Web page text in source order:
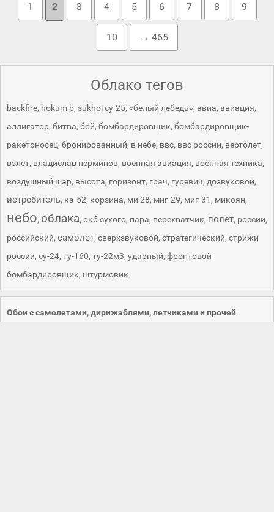
1 2 3 4 5 6 7 8 9
10 → 465
Облако тегов
backfire, hokum b, sukhoi су-25, «белый лебедь», авиа, авиация,
аллигатор, битва, бой, бомбардировщик, бомбардировщик-
ракетоносец, бронированный, в небе, ввс, ввс россии, вертолет,
взлет, владислав перминов, военная авиация, военная техника,
воздушный шар, высота, горизонт, грач, гуревич, дозвуковой,
истребитель, ка-52, корзина, ми 28, миг-29, миг-31 , микоян,
небо, облака, окб сухого, пара, перехватчик, полет, россии,
российский, самолет, сверхзвуковой, стратегический, стрижи
россии, су-24, ту-160, ту-22м3, ударный, фронтовой
бомбардировщик, штурмовик
Обои с самолетами, дирижаблями, летчиками и прочей